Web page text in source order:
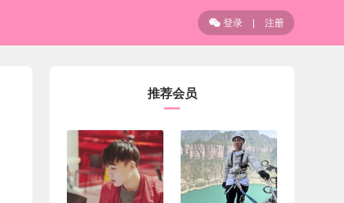
登录 | 注册
推荐会员